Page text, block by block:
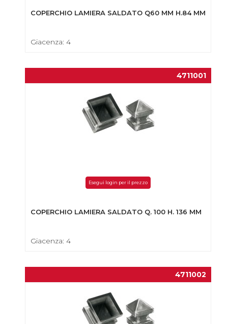
COPERCHIO LAMIERA SALDATO Q60 MM H.84 MM
Giacenza: 4
4711001
Esegui login per il prezzo
COPERCHIO LAMIERA SALDATO Q. 100 H. 136 MM
Giacenza: 4
4711002